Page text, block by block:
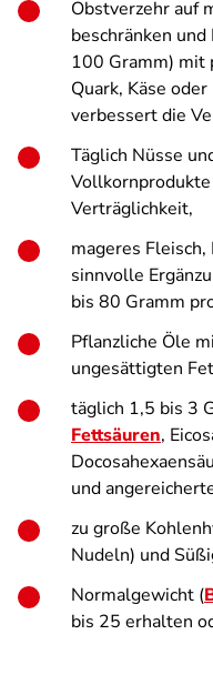
Obstverzehr auf
beschränken
100 Gramm)
Quark, Käse
verbessert die
Täglich Nüsse
Verträglichkeit,
mageres
sinnvolle
bis 80 Gramm
Pflanzliche Öle
ungesättigten
täglich 1,5 bis 3
Fettsäuren,
und
zu große
Nudeln) und
Normalgewicht (
bis 25 erhalten